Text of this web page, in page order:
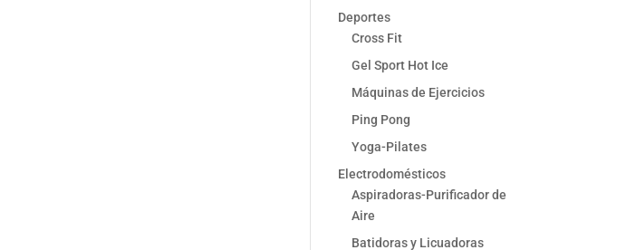
Deportes
Cross Fit
Gel Sport Hot Ice
Máquinas de Ejercicios
Ping Pong
Yoga-Pilates
Electrodomésticos
Aspiradoras-Purificador de
Aire
Batidoras y Licuadoras